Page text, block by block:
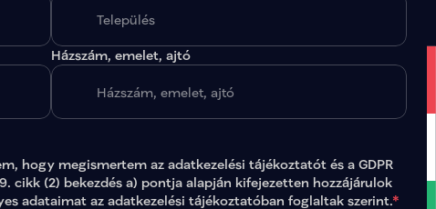
Házszám, emelet, ajtó
hogy megismertem az adatkezelési tájékoztatót és a GDPR
cikk (2) bekezdés a) pontja alapján kifejezetten hozzájárulok
adataimat az adatkezelési tájékoztatóban foglaltak szerint.*